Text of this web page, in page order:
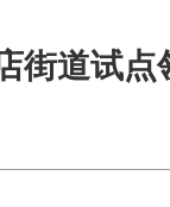
街道试点